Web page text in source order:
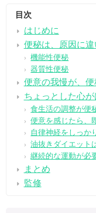
目次
はじめに
便秘は、原因に
機能性便秘
器質性便秘
便意の我慢が、
ちょっとした心
食生活の調整が便
便意を感じたら、
自律神経をしっか
油抜きダイエット
継続的な運動が必
まとめ
監修